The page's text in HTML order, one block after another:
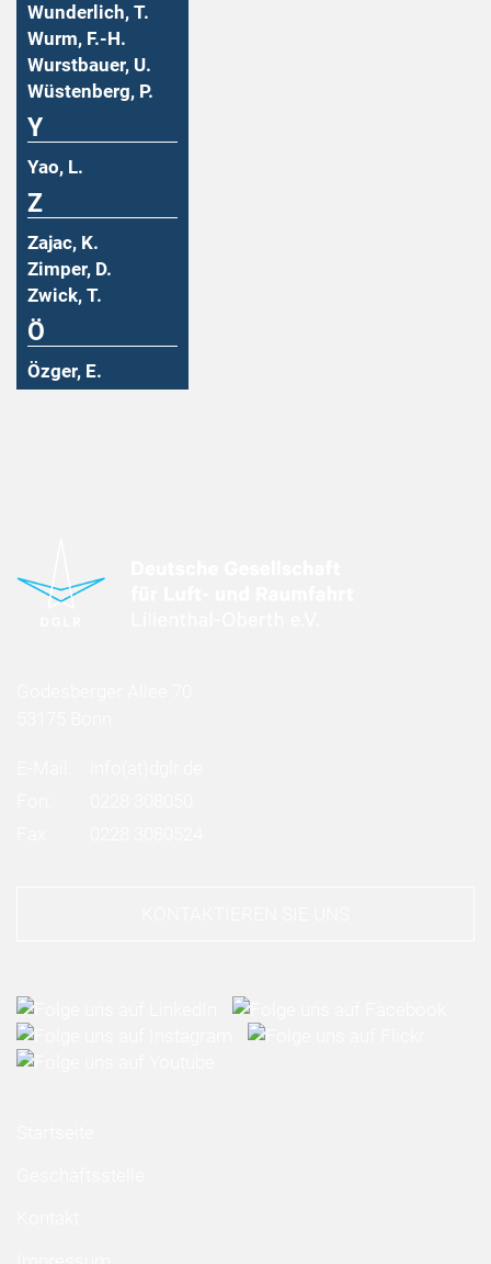
Wunderlich, T.
Wurm, F.-H.
Wurstbauer, U.
Wüstenberg, P.
Y
Yao, L.
Z
Zajac, K.
Zimper, D.
Zwick, T.
Ö
Özger, E.